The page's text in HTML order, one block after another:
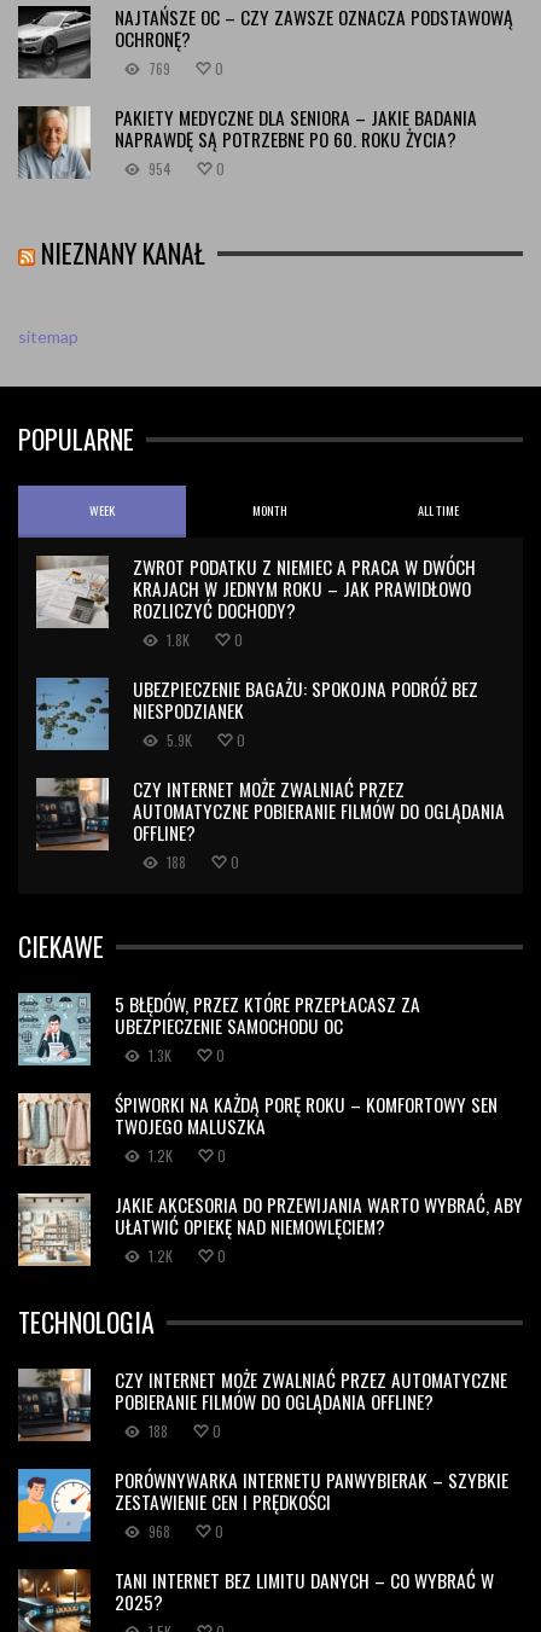
NAJTAŃSZE OC – CZY ZAWSZE OZNACZA PODSTAWOWĄ
OCHRONĘ?
769 0
PAKIETY MEDYCZNE DLA SENIORA – JAKIE BADANIA
NAPRAWDĘ SĄ POTRZEBNE PO 60. ROKU ŻYCIA?
954 0
NIEZNANY KANAŁ
sitemap
POPULARNE
WEEK MONTH ALL TIME
ZWROT PODATKU Z NIEMIEC A PRACA W DWÓCH
KRAJACH W JEDNYM ROKU – JAK PRAWIDŁOWO
ROZLICZYĆ DOCHODY?
1.8K 0
UBEZPIECZENIE BAGAŻU: SPOKOJNA PODRÓŻ BEZ
NIESPODZIANEK
5.9K 0
CZY INTERNET MOŻE ZWALNIAĆ PRZEZ
AUTOMATYCZNE POBIERANIE FILMÓW DO OGLĄDANIA
OFFLINE?
188 0
CIEKAWE
5 BŁĘDÓW, PRZEZ KTÓRE PRZEPŁACASZ ZA
UBEZPIECZENIE SAMOCHODU OC
1.3K 0
ŚPIWORKI NA KAŻDĄ PORĘ ROKU – KOMFORTOWY SEN
TWOJEGO MALUSZKA
1.2K 0
JAKIE AKCESORIA DO PRZEWIJANIA WARTO WYBRAĆ, ABY
UŁATWIĆ OPIEKĘ NAD NIEMOWLĘCIEM?
1.2K 0
TECHNOLOGIA
CZY INTERNET MOŻE ZWALNIAĆ PRZEZ AUTOMATYCZNE
POBIERANIE FILMÓW DO OGLĄDANIA OFFLINE?
188 0
PORÓWNYWARKA INTERNETU PANWYBIERAK – SZYBKIE
ZESTAWIENIE CEN I PRĘDKOŚCI
968 0
TANI INTERNET BEZ LIMITU DANYCH – CO WYBRAĆ W
2025?